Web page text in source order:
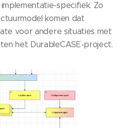
specifiek. Zo
komen dat
voor andere situaties met
het DurableCASE-project.